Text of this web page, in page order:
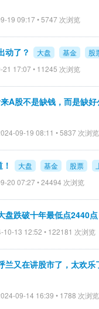
19 09:17 • 5747 次浏览
动了？ 大盘 基金 股
21 17:07 • 11245 次浏览
A股不是缺钱，而是缺
09-19 08:11 • 5837 次浏览
大盘 基金 股票
20 07:27 • 24494 次浏览
盘跌破十年最低点2440点
10-13 12:52 • 122181 次浏览
兰又在讲股市了，太欢乐
09-14 16:39 • 1788 次浏览